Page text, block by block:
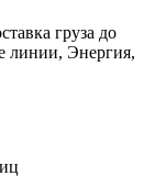
груза до
Энергия,